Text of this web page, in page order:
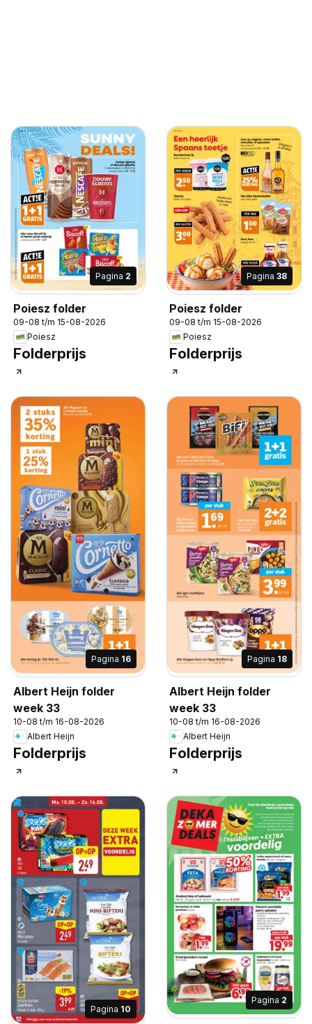
Pagina 2
Poiesz folder
09-08 t/m 15-08-2026
Poiesz
Folderprijs
Pagina 38
Poiesz folder
09-08 t/m 15-08-2026
Poiesz
Folderprijs
Pagina 16
Albert Heijn folder
week 33
10-08 t/m 16-08-2026
Albert Heijn
Folderprijs
Pagina 18
Albert Heijn folder
week 33
10-08 t/m 16-08-2026
Albert Heijn
Folderprijs
Pagina 10
Pagina 2